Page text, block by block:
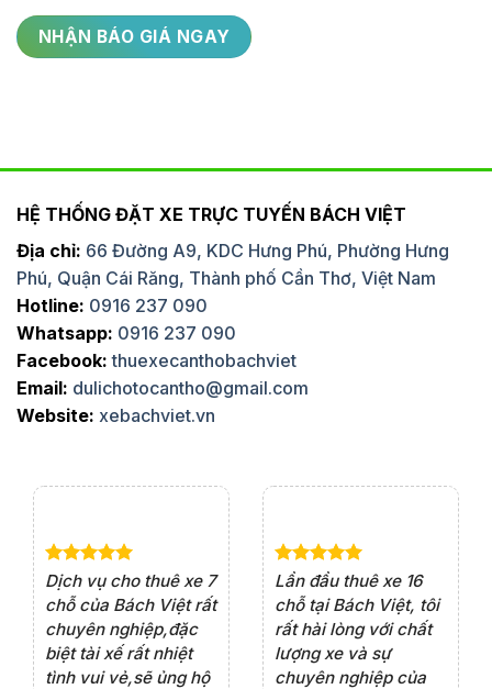
HỆ THỐNG ĐẶT XE TRỰC TUYẾN BÁCH VIỆT
Địa chỉ: 66 Đường A9, KDC Hưng Phú, Phường Hưng
Phú, Quận Cái Răng, Thành phố Cần Thơ, Việt Nam
Hotline: 0916 237 090
Whatsapp: 0916 237 090
Facebook: thuexecanthobachviet
Email: dulichotocantho@gmail.com
Website: xebachviet.vn
Dịch vụ cho thuê xe 7
chỗ của Bách Việt rất
chuyên nghiệp,đặc
biệt tài xế rất nhiệt
tình vui vẻ,sẽ ủng hộ
Lần đầu thuê xe 16
chỗ tại Bách Việt, tôi
rất hài lòng với chất
lượng xe và sự
chuyên nghiệp của